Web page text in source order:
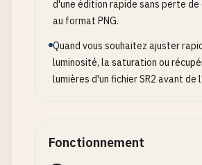
d'une édition rapide sans perte
au format PNG.
Quand vous souhaitez ajuster
luminosité, la saturation ou
lumières d'un fichier SR2 avant de
Fonctionnement